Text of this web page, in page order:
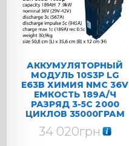
АККУМУЛЯТОРНЫЙ
МОДУЛЬ 10S3P LG
E63B ХИМИЯ NMC 36V
ЕМКОСТЬ 189А/Ч
РАЗРЯД 3-5C 2000
ЦИКЛОВ 35000ГРАМ
34 020грн